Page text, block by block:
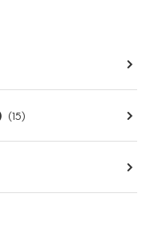
(15)